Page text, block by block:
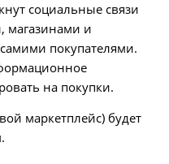
социальные связи
магазинами и
покупателями.
на покупки.
маркетплейс) будет